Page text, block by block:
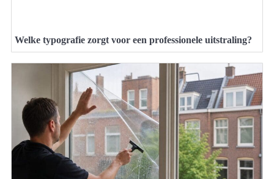
Welke typografie zorgt voor een professionele uitstraling?